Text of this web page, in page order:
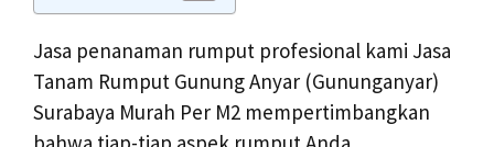
Jasa penanaman rumput profesional kami Jasa
Tanam Rumput Gunung Anyar (Gununganyar)
Surabaya Murah Per M2 mempertimbangkan